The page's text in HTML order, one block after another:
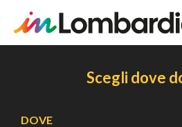
Scegli dove
DOVE